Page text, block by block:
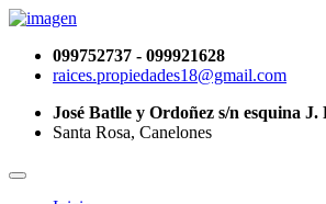
099752737 - 099921628
raices.propiedades18@gmail.com
José Batlle y Ordoñez s/n esquina J.
Santa Rosa, Canelones